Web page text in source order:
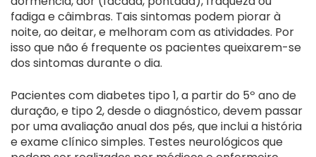
fadiga e câimbras. Tais sintomas podem piorar à
noite, ao deitar, e melhoram com as atividades. Por
isso que não é frequente os pacientes queixarem-se
dos sintomas durante o dia.
Pacientes com diabetes tipo 1, a partir do 5º ano de
duração, e tipo 2, desde o diagnóstico, devem passar
por uma avaliação anual dos pés, que inclui a história
e exame clínico simples. Testes neurológicos que